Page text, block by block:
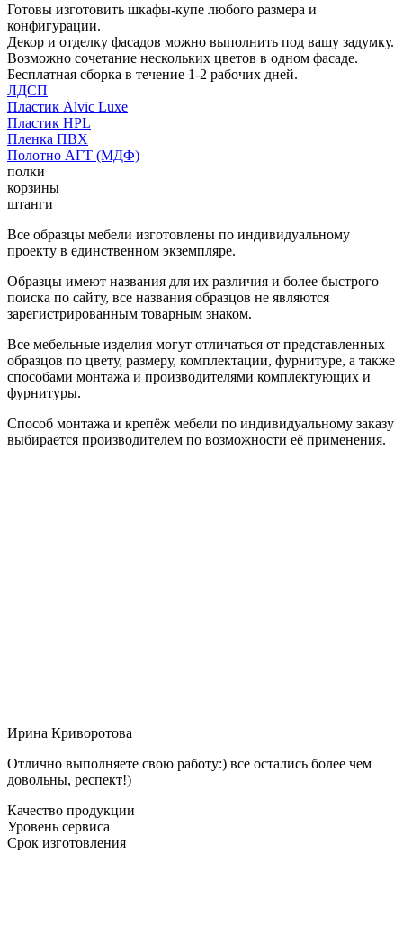
Готовы изготовить шкафы-купе любого размера и
конфигурации.
Декор и отделку фасадов можно выполнить под вашу задумку.
Возможно сочетание нескольких цветов в одном фасаде.
Бесплатная сборка в течение 1-2 рабочих дней.
ЛДСП
Пластик Alvic Luxe
Пластик HPL
Пленка ПВХ
Полотно АГТ (МДФ)
полки
корзины
штанги
Все образцы мебели изготовлены по индивидуальному
проекту в единственном экземпляре.
Образцы имеют названия для их различия и более быстрого
поиска по сайту, все названия образцов не являются
зарегистрированным товарным знаком.
Все мебельные изделия могут отличаться от представленных
образцов по цвету, размеру, комплектации, фурнитуре, а также
способами монтажа и производителями комплектующих и
фурнитуры.
Способ монтажа и крепёж мебели по индивидуальному заказу
выбирается производителем по возможности её применения.
Ирина Криворотова
Отлично выполняете свою работу:) все остались более чем
довольны, респект!)
Качество продукции
Уровень сервиса
Срок изготовления